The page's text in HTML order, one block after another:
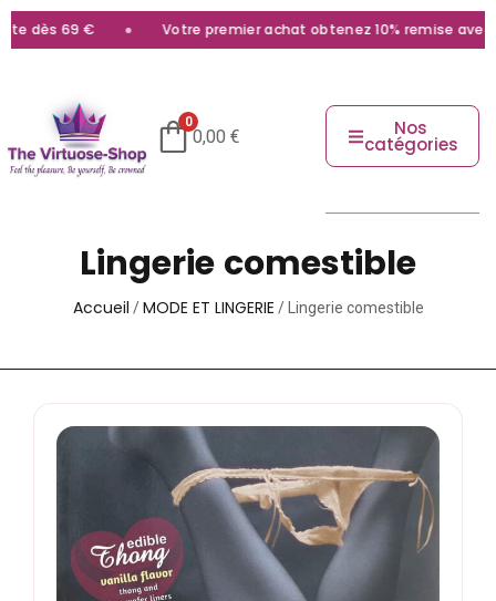
€ Votre premier achat obtenez 10% remise avec le code
0
0,00 € Nos
catégories
Lingerie comestible
Accueil /MODE ET LINGERIE / Lingerie comestible